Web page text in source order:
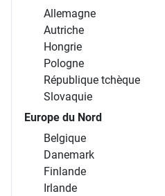
Allemagne
Autriche
Hongrie
Pologne
République tchèque
Slovaquie
Europe du Nord
Belgique
Danemark
Finlande
Irlande